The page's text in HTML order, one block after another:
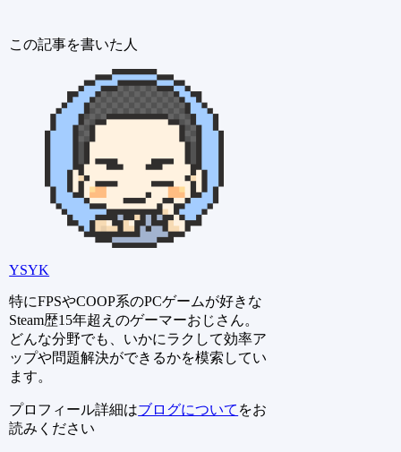
この記事を書いた人
YSYK
特にFPSやCOOP系のPCゲームが好きな
Steam歴15年超えのゲーマーおじさん。
どんな分野でも、いかにラクして効率ア
ップや問題解決ができるかを模索してい
ます。
プロフィール詳細はブログについて をお
読みください